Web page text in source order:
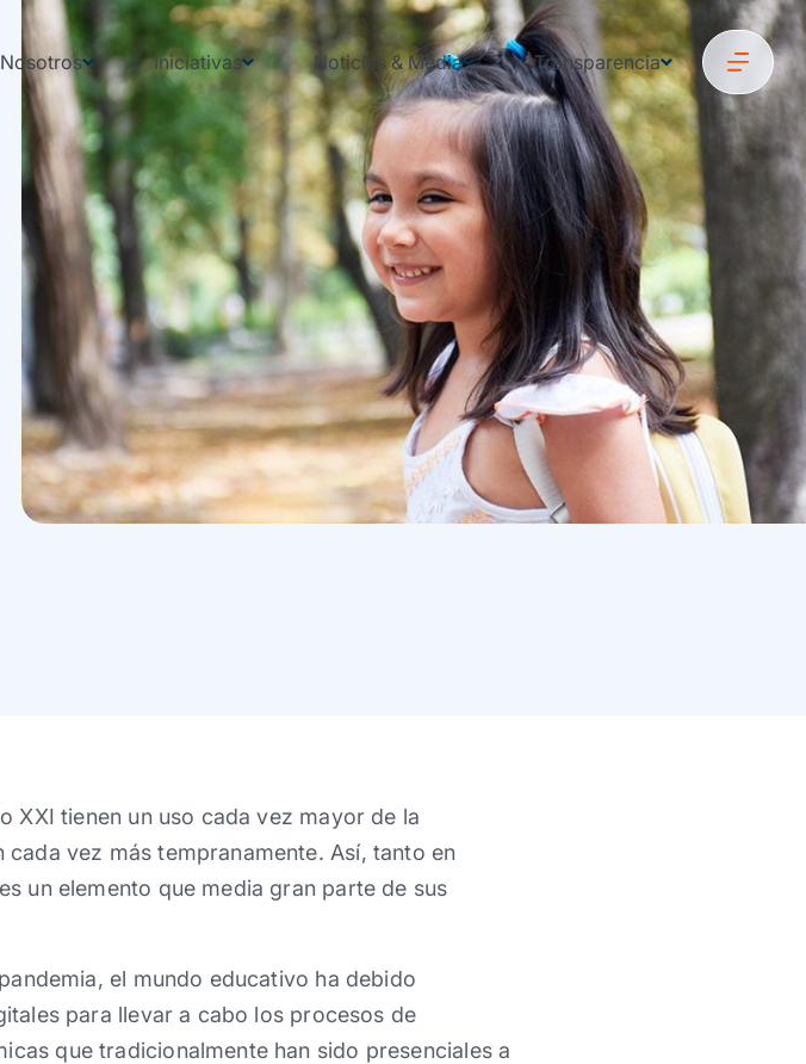
Nosotros Iniciativas Noticias & Media Transparencia
XXI tienen un uso cada vez mayor de la
vez más tempranamente. Así, tanto en
un elemento que media gran parte de sus
el mundo educativo ha debido
para llevar a cabo los procesos de
que tradicionalmente han sido presenciales a